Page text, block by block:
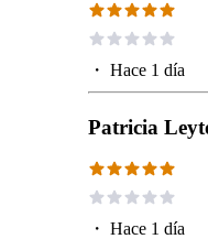
・ Hace 1 día
Patricia
・ Hace 1 día